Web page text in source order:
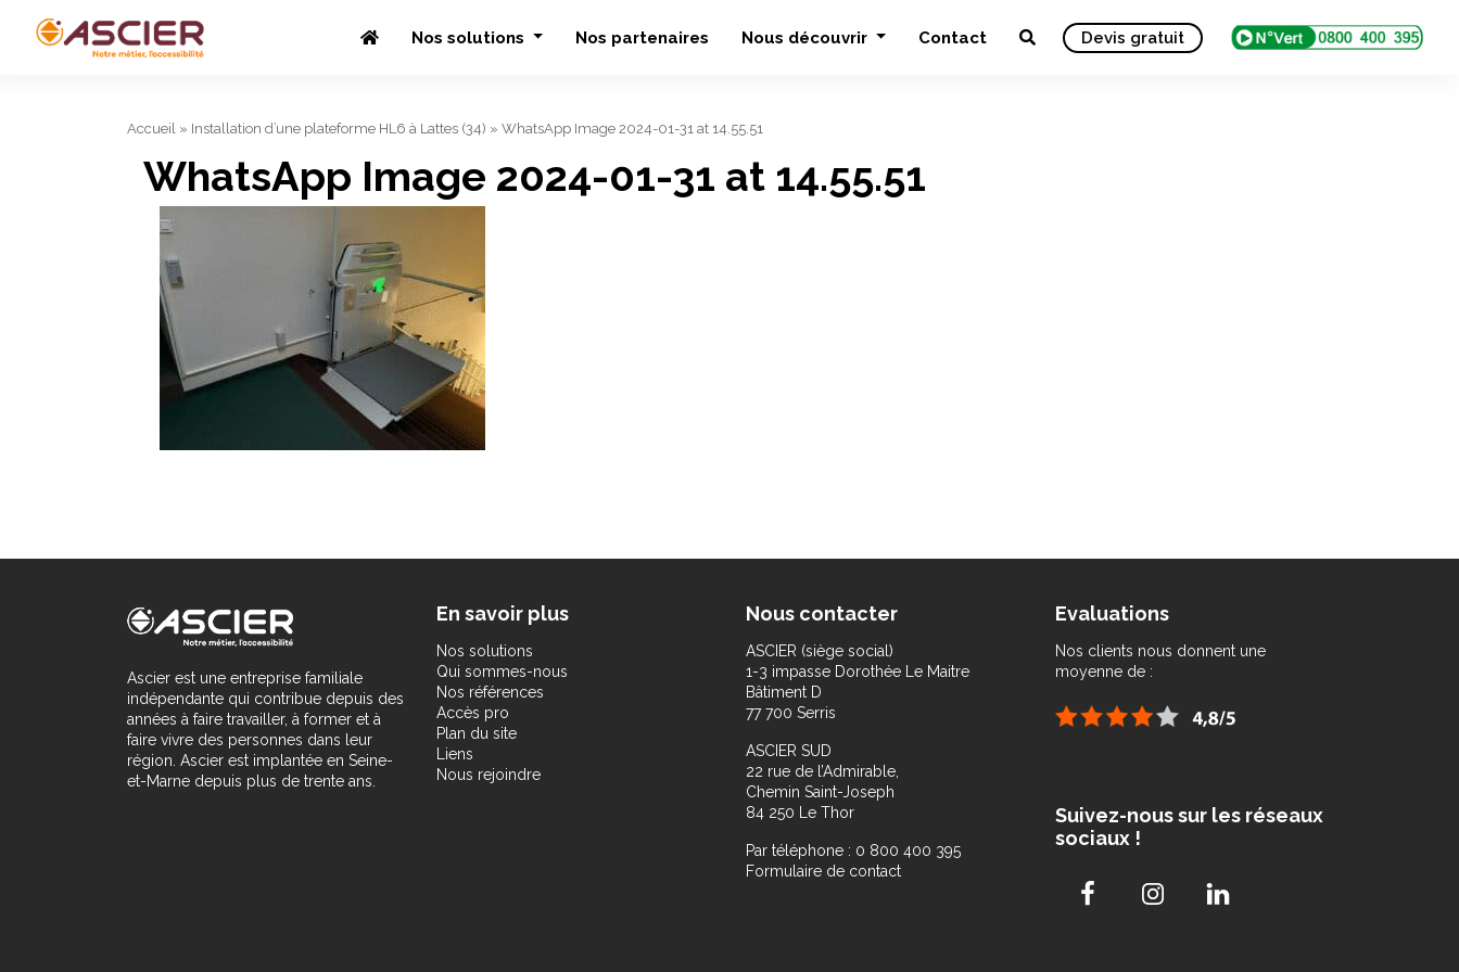
Nos solutions Nos partenaires Nous découvrir Contact Devis gratuit
Accueil » Installation d’une plateforme HL6 à Lattes (34) » WhatsApp Image 2024-01-31 at 14.55.51
WhatsApp Image 2024-01-31 at 14.55.51
Ascier est une entreprise familiale
indépendante qui contribue depuis des
années à faire travailler, à former et à
faire vivre des personnes dans leur
région. Ascier est implantée en Seine-
et-Marne depuis plus de trente ans.
En savoir plus
Nos solutions
Qui sommes-nous
Nos références
Accès pro
Plan du site
Liens
Nous rejoindre
Nous contacter
ASCIER (siège social)
1-3 impasse Dorothée Le Maitre
Bâtiment D
77 700 Serris
ASCIER SUD
22 rue de l’Admirable,
Chemin Saint-Joseph
84 250 Le Thor
Par téléphone : 0 800 400 395
Formulaire de contact
Evaluations
Nos clients nous donnent une
moyenne de :
Suivez-nous sur les réseaux
sociaux !